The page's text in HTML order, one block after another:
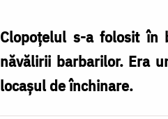
Clopoțelul s-a folosit în
năvălirii barbarilor. Era
locașul de închinare.